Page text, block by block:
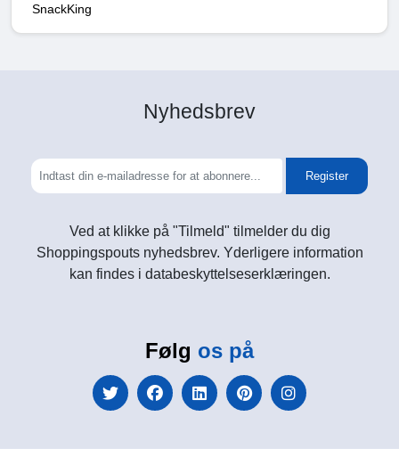
SnackKing
Nyhedsbrev
Register
Ved at klikke på "Tilmeld" tilmelder du dig
Shoppingspouts nyhedsbrev. Yderligere information
kan findes i databeskyttelseserklæringen.
Følg os på